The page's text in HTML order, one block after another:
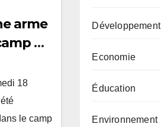
arme
de
au
18
le camp
Développement
Economie
Éducation
Environnement